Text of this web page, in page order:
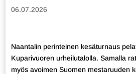
06.07.2026
Naantalin perinteinen kesäturnaus
Kuparivuoren urheilutalolla. Samalla
myös avoimen Suomen mestaruuden